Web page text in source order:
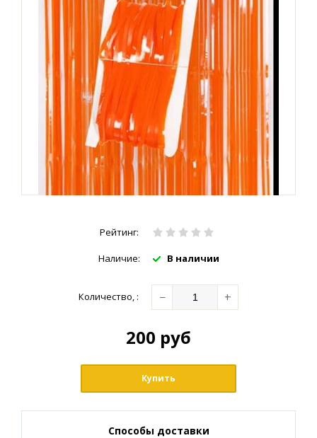
Рейтинг:
Наличие: В наличии
Количество, : − +
200 руб
Купить
Способы доставки